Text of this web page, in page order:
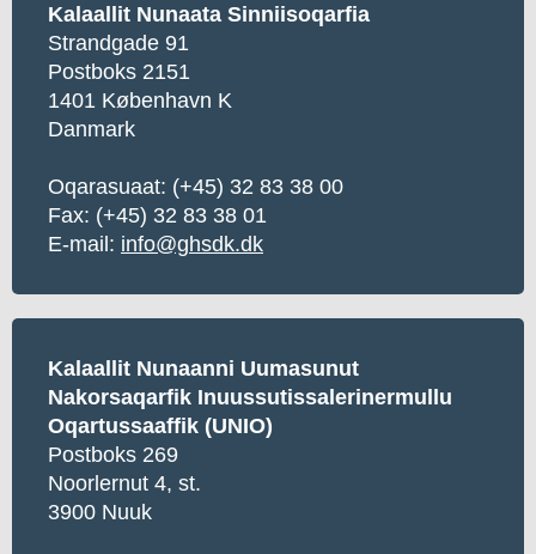
Kalaallit Nunaata Sinniisoqarfia
Strandgade 91
Postboks 2151
1401 København K
Danmark
Oqarasuaat: (+45) 32 83 38 00
Fax: (+45) 32 83 38 01
E-mail: info@ghsdk.dk
Kalaallit Nunaanni Uumasunut
Nakorsaqarfik Inuussutissalerinermullu
Oqartussaaffik (UNIO)
Postboks 269
Noorlernut 4, st.
3900 Nuuk